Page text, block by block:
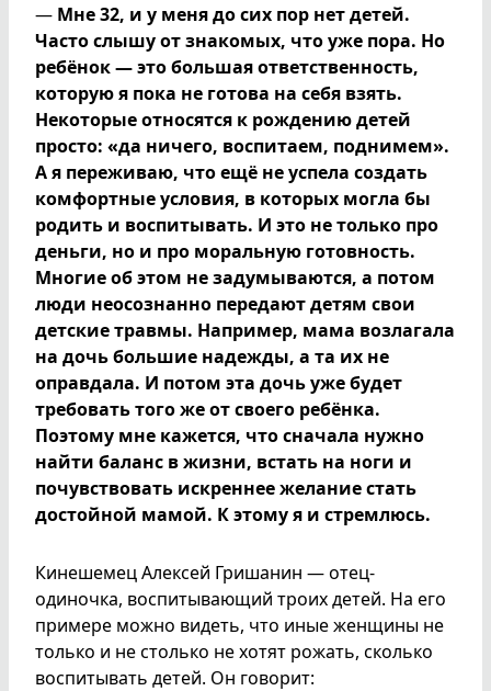
— Мне 32, и у меня до сих пор нет детей.
Часто слышу от знакомых, что уже пора. Но
ребёнок — это большая ответственность,
которую я пока не готова на себя взять.
Некоторые относятся к рождению детей
просто: «да ничего, воспитаем, поднимем».
А я переживаю, что ещё не успела создать
комфортные условия, в которых могла бы
родить и воспитывать. И это не только про
деньги, но и про моральную готовность.
Многие об этом не задумываются, а потом
люди неосознанно передают детям свои
детские травмы. Например, мама возлагала
на дочь большие надежды, а та их не
оправдала. И потом эта дочь уже будет
требовать того же от своего ребёнка.
Поэтому мне кажется, что сначала нужно
найти баланс в жизни, встать на ноги и
почувствовать искреннее желание стать
достойной мамой. К этому я и стремлюсь.
Кинешемец Алексей Гришанин — отец-
одиночка, воспитывающий троих детей. На его
примере можно видеть, что иные женщины не
только и не столько не хотят рожать, сколько
воспитывать детей. Он говорит: